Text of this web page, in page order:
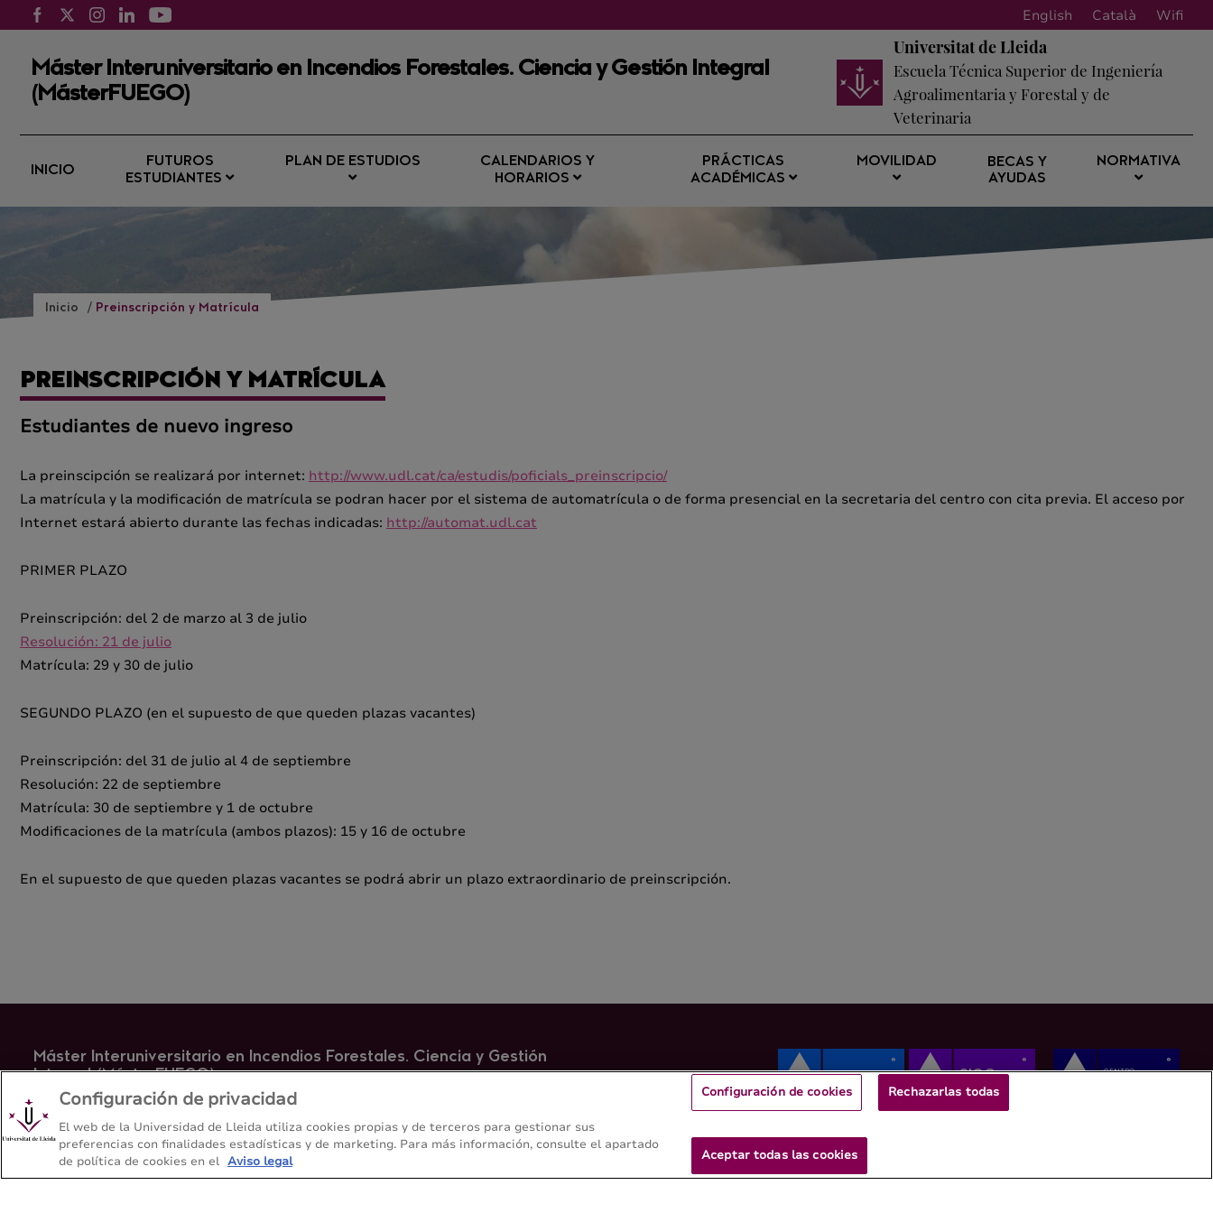
English Català Wifi
Máster Interuniversitario en Incendios Forestales. Ciencia y Gestión Integral
(MásterFUEGO)
Universitat de Lleida
Escuela Técnica Superior de Ingeniería
Agroalimentaria y Forestal y de
Veterinaria
INICIO
FUTUROS
ESTUDIANTES
PLAN DE ESTUDIOS
CALENDARIOS Y
HORARIOS
PRÁCTICAS
ACADÉMICAS
MOVILIDAD
BECAS Y
AYUDAS
NORMATIVA
Inicio Preinscripción y Matrícula
PREINSCRIPCIÓN Y MATRÍCULA
Estudiantes de nuevo ingreso
La preinscipción se realizará por internet: http://www.udl.cat/ca/estudis/poficials_preinscripcio/
La matrícula y la modificación de matrícula se podran hacer por el sistema de automatrícula o de forma presencial en la secretaria del centro con cita previa. El acceso por
Internet estará abierto durante las fechas indicadas: http://automat.udl.cat
PRIMER PLAZO
Preinscripción: del 2 de marzo al 3 de julio
Resolución: 21 de julio
Matrícula: 29 y 30 de julio
SEGUNDO PLAZO (en el supuesto de que queden plazas vacantes)
Preinscripción: del 31 de julio al 4 de septiembre
Resolución: 22 de septiembre
Matrícula: 30 de septiembre y 1 de octubre
Modificaciones de la matrícula (ambos plazos): 15 y 16 de octubre
En el supuesto de que queden plazas vacantes se podrá abrir un plazo extraordinario de preinscripción.
Máster Interuniversitario en Incendios Forestales. Ciencia y Gestión
Integral (MásterFUEGO)
Escuela Técnica Superior de Ingeniería Agroalimentaria y Forestal y de Veterinaria -
Universitat de Lleida
Mapa del web Contacto 973 702524
Configuración de privacidad
El web de la Universidad de Lleida utiliza cookies propias y de terceros para gestionar sus
preferencias con finalidades estadísticas y de marketing. Para más información, consulte el apartado
de política de cookies en el Aviso legal
Configuración de cookies Rechazarlas todas
Aceptar todas las cookies